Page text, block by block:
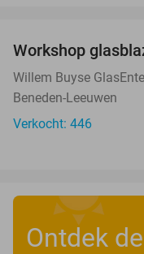
Workshop
Willem Buyse
Beneden-Leeuwen
Verkocht: 446
Ontdek